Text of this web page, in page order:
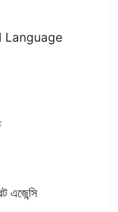
Language
এজেন্সি